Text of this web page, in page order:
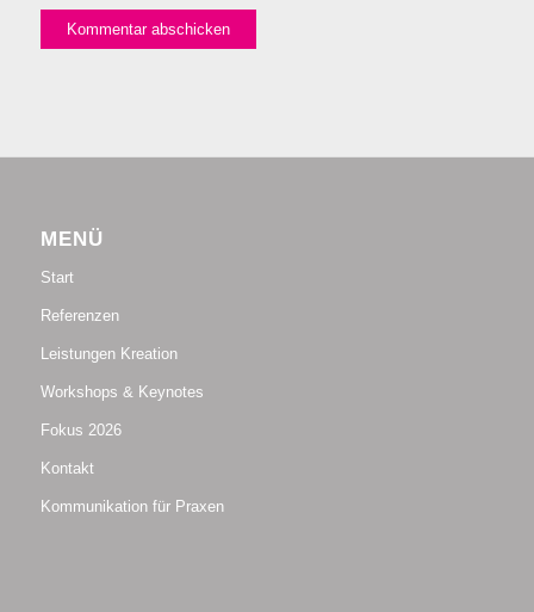
MENÜ
Start
Referenzen
Leistungen Kreation
Workshops & Keynotes
Fokus 2026
Kontakt
Kommunikation für Praxen